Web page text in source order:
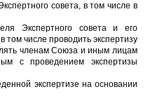
совета, в том числе в
Экспертного совета и его
том числе проводить экспертизу
членам Союза и иным лицам
с проведением экспертизы
экспертизе на основании